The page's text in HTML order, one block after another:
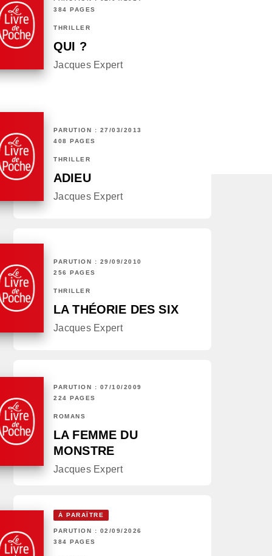
384 PAGES
THRILLER
QUI ?
Jacques Expert
PARUTION : 27/03/2013
408 PAGES
THRILLER
ADIEU
Jacques Expert
PARUTION : 29/09/2010
256 PAGES
THRILLER
LA THÉORIE DES SIX
Jacques Expert
PARUTION : 07/10/2009
224 PAGES
ROMANS
LA FEMME DU
MONSTRE
Jacques Expert
À PARAÎTRE
PARUTION : 02/09/2026
384 PAGES